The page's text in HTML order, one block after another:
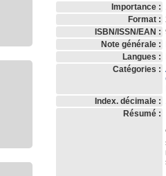
Importance :
Format :
ISBN/ISSN/EAN :
Note générale :
Langues :
Catégories :
Index. décimale :
Résumé :